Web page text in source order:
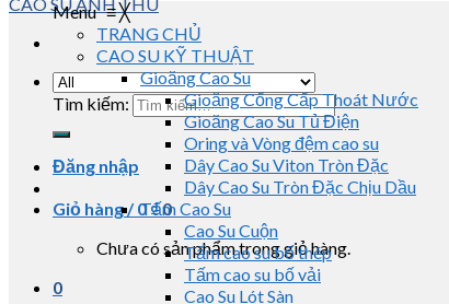
Tìm kiếm:
Đăng nhập
Giỏ hàng /0₫0
Chưa có sản phẩm trong giỏ hàng.
0
Menu≡╳
TRANG CHỦ
CAO SU KỸ THUẬT
Gioăng Cao Su
Gioăng Cống Cấp Thoát Nước
Gioăng Cao Su Tủ Điện
Oring và Vòng đệm cao su
Dây Cao Su Viton Tròn Đặc
Dây Cao Su Tròn Đặc Chịu Dầu
Tấm Cao Su
Cao Su Cuộn
Tấm cao su bố thép
Tấm cao su bố vải
Cao Su Lót Sàn